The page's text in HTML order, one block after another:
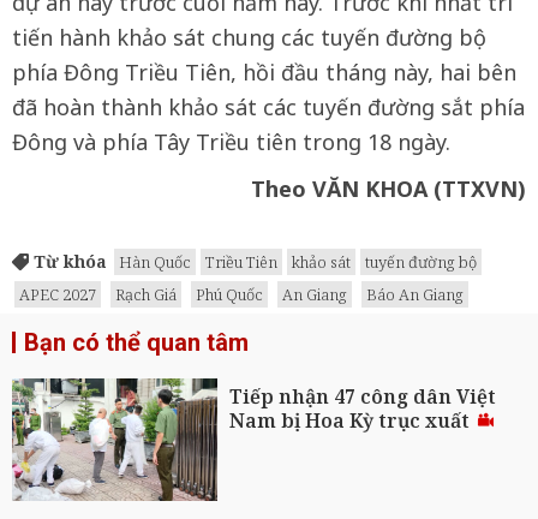
tiến hành khảo sát chung các tuyến đường bộ
phía Đông Triều Tiên, hồi đầu tháng này, hai bên
đã hoàn thành khảo sát các tuyến đường sắt phía
Đông và phía Tây Triều tiên trong 18 ngày.
Theo VĂN KHOA (TTXVN)
Từ khóa Hàn Quốc Triều Tiên khảo sát
tuyến đường bộ
APEC 2027
Rạch Giá Phú Quốc An Giang Báo An Giang
Bạn có thể quan tâm
Tiếp nhận 47 công dân Việt
Nam bị Hoa Kỳ trục xuất